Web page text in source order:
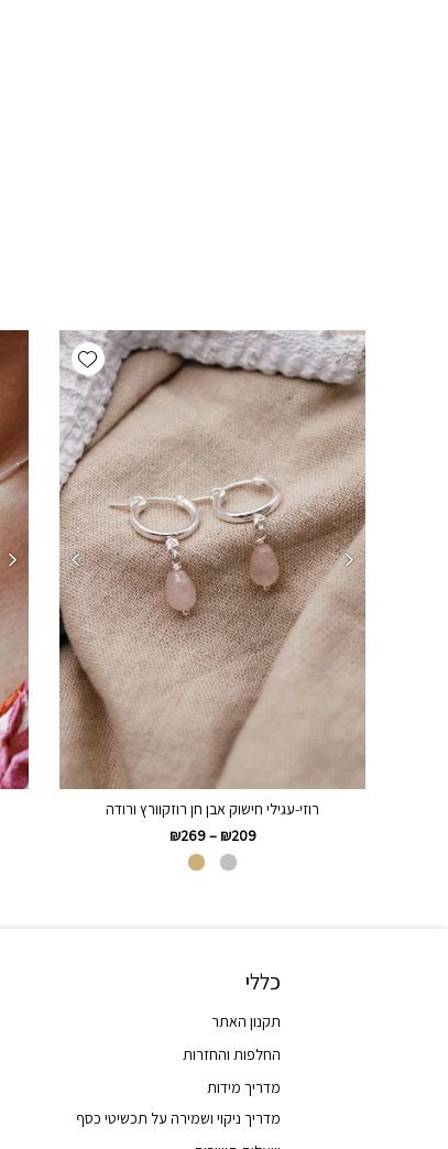
Add wishlist
רוזי-עגילי חישוק אבן חן רוזקוורץ ורודה
₪209
–
₪269
כללי
תקנון האתר
החלפות והחזרות
מדריך מידות
מדריך ניקוי ושמירה על תכשיטי כסף